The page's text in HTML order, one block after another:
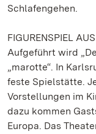
Schlafengehen.
FIGURENSPIEL
Aufgeführt wird
„marotte“. In
feste Spielstätte.
Vorstellungen im
dazu kommen
Europa. Das